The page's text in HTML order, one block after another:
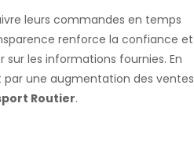
leurs commandes en temps
renforce la confiance et
les informations fournies. En
une augmentation des ventes
Routier.